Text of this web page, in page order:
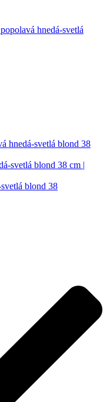
hnedá-svetlá
hnedá-svetlá blond 38
blond 38